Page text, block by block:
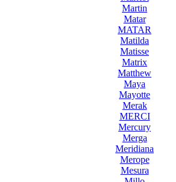
Martin
Matar
MATAR
Matilda
Matisse
Matrix
Matthew
Maya
Mayotte
Merak
MERCI
Mercury
Merga
Meridiana
Merope
Mesura